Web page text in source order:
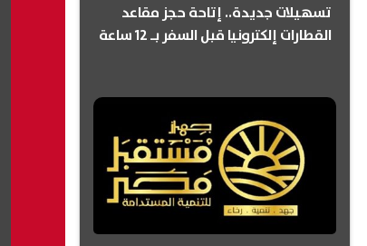
تسهيلات جديدة.. إتاحة حجز مقاعد
القطارات إلكترونيا قبل السفر بـ 12 ساعة